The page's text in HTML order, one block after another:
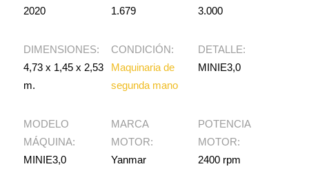
2020
1.679
3.000
DIMENSIONES:
4,73 x 1,45 x 2,53
m.
CONDICIÓN:
Maquinaria de
segunda mano
DETALLE:
MINIE3,0
MODELO
MÁQUINA:
MINIE3,0
MARCA
MOTOR:
Yanmar
POTENCIA
MOTOR:
2400 rpm